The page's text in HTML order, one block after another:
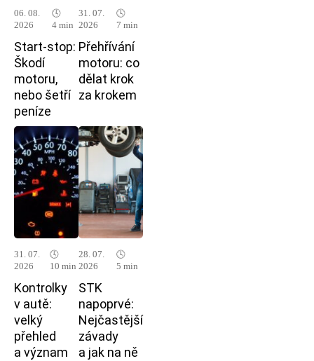
06. 08.
2026
🕓
4 min
Start-stop:
Škodí
motoru,
nebo šetří
peníze
31. 07.
2026
🕓
7 min
Přehřívání
motoru: co
dělat krok
za krokem
31. 07.
2026
🕓
10 min
Kontrolky
v autě:
velký
přehled
a význam
28. 07.
2026
🕓
5 min
STK
napoprvé:
Nejčastější
závady
a jak na ně